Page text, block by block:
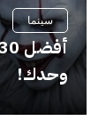
سينما
وحدك!